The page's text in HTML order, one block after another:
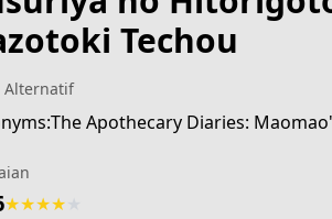
Techou
Alternatif
Apothecary Diaries:
★★★★